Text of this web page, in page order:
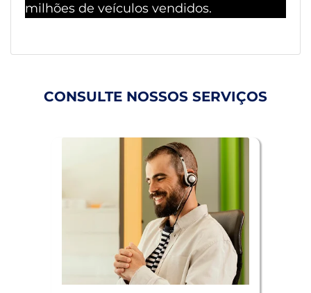
milhões de veículos vendidos.
CONSULTE NOSSOS SERVIÇOS